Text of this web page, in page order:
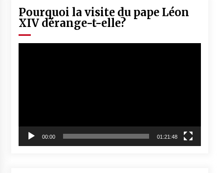
Pourquoi la visite du pape Léon
XIV dérange-t-elle?
00:00 01:21:48